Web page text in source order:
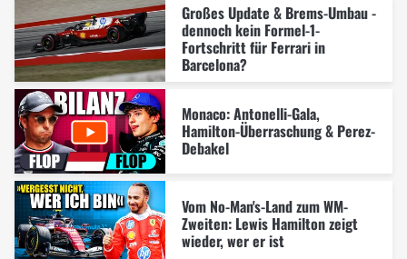
Großes Update & Brems-Umbau -
dennoch kein Formel-1-
Fortschritt für Ferrari in
Barcelona?
Monaco: Antonelli-Gala,
Hamilton-Überraschung & Perez-
Debakel
Vom No-Man's-Land zum WM-
Zweiten: Lewis Hamilton zeigt
wieder, wer er ist